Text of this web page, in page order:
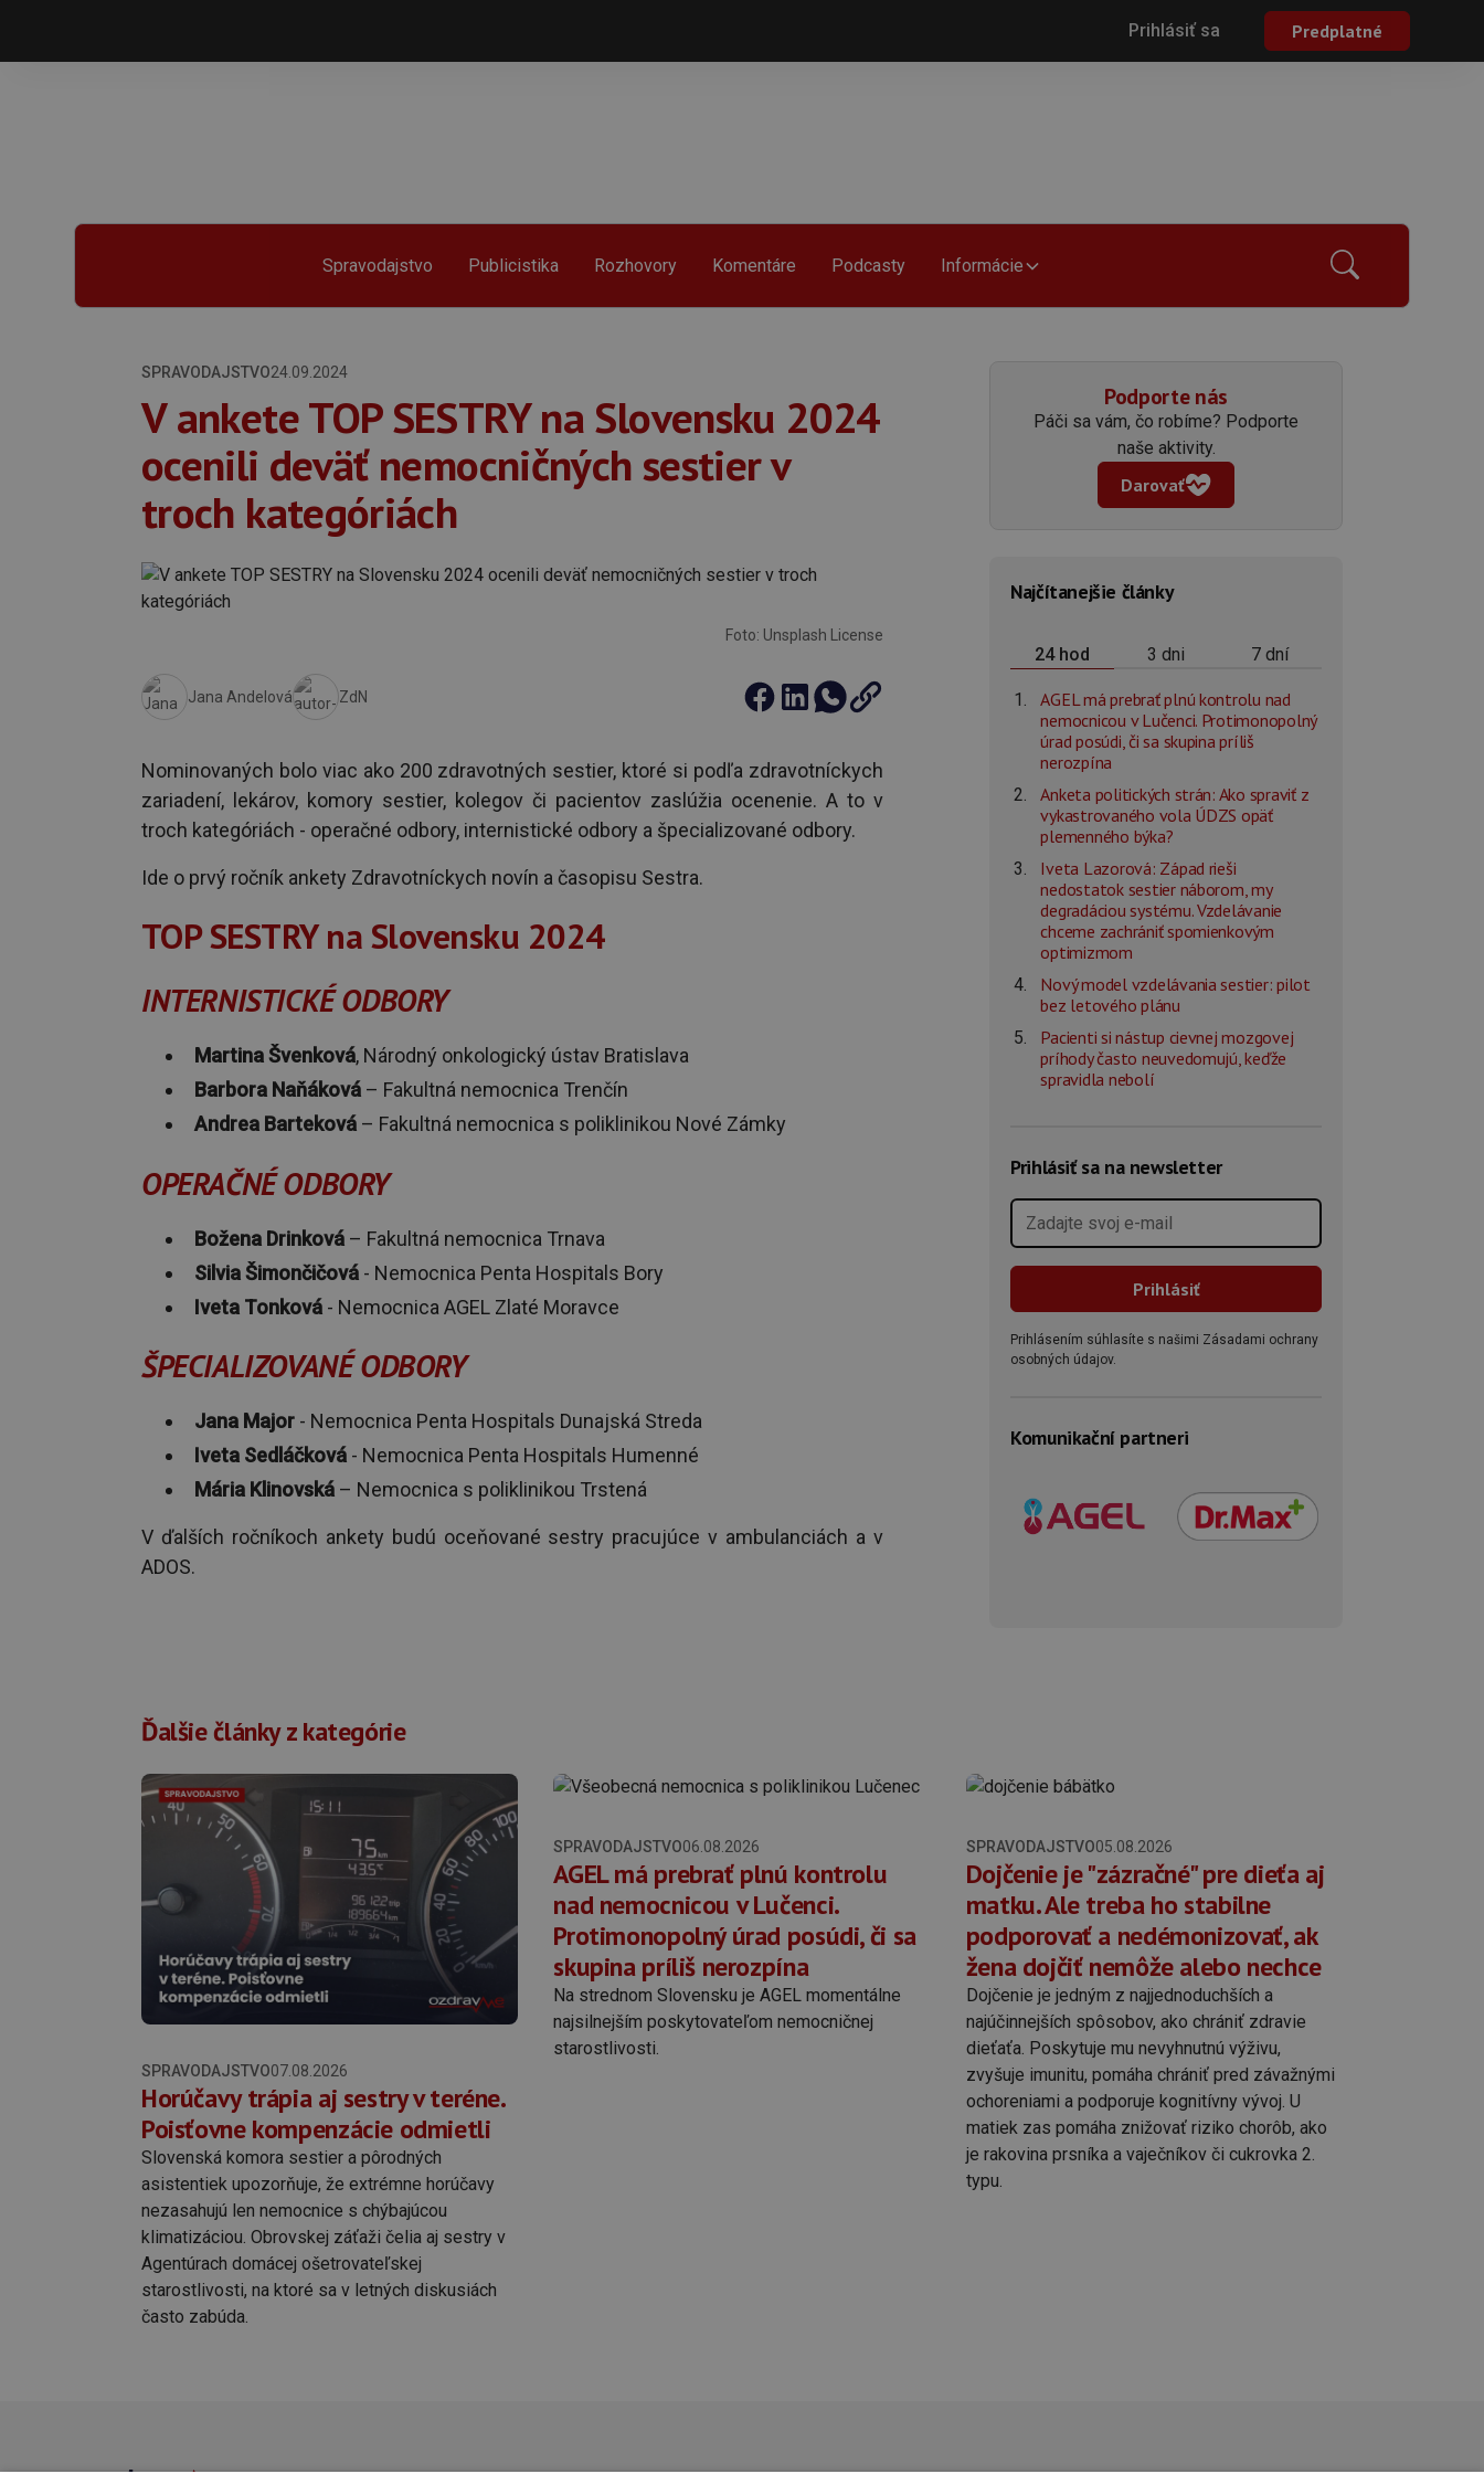
Prihlásiť sa Predplatné
Spravodajstvo Publicistika Rozhovory Komentáre Podcasty Informácie
SPRAVODAJSTVO24.09.2024
V ankete TOP SESTRY na Slovensku 2024
ocenili deväť nemocničných sestier v
troch kategóriách
Foto: Unsplash License
Jana Andelová ZdN
Nominovaných bolo viac ako 200 zdravotných sestier, ktoré si podľa zdravotníckych
zariadení, lekárov, komory sestier, kolegov či pacientov zaslúžia ocenenie. A to v
troch kategóriách - operačné odbory, internistické odbory a špecializované odbory.
Ide o prvý ročník ankety Zdravotníckych novín a časopisu Sestra.
TOP SESTRY na Slovensku 2024
INTERNISTICKÉ ODBORY
Martina Švenková, Národný onkologický ústav Bratislava
Barbora Naňáková – Fakultná nemocnica Trenčín
Andrea Barteková – Fakultná nemocnica s poliklinikou Nové Zámky
OPERAČNÉ ODBORY
Božena Drinková – Fakultná nemocnica Trnava
Silvia Šimončičová - Nemocnica Penta Hospitals Bory
Iveta Tonková - Nemocnica AGEL Zlaté Moravce
ŠPECIALIZOVANÉ ODBORY
Jana Major - Nemocnica Penta Hospitals Dunajská Streda
Iveta Sedláčková - Nemocnica Penta Hospitals Humenné
Mária Klinovská – Nemocnica s poliklinikou Trstená
V ďalších ročníkoch ankety budú oceňované sestry pracujúce v ambulanciách a v
ADOS.
Podporte nás
Páči sa vám, čo robíme? Podporte
naše aktivity.
Darovať
Najčítanejšie články
24 hod 3 dni 7 dní
AGEL má prebrať plnú kontrolu nad
nemocnicou v Lučenci. Protimonopolný
úrad posúdi, či sa skupina príliš
nerozpína
Anketa politických strán: Ako spraviť z
vykastrovaného vola ÚDZS opäť
plemenného býka?
Iveta Lazorová: Západ rieši
nedostatok sestier náborom, my
degradáciou systému. Vzdelávanie
chceme zachrániť spomienkovým
optimizmom
Nový model vzdelávania sestier: pilot
bez letového plánu
Pacienti si nástup cievnej mozgovej
príhody často neuvedomujú, keďže
spravidla nebolí
Prihlásiť sa na newsletter
Prihlásením súhlasíte s našimi Zásadami ochrany
osobných údajov.
Komunikační partneri
Ďalšie články z kategórie
SPRAVODAJSTVO07.08.2026
Horúčavy trápia aj sestry v teréne.
Poisťovne kompenzácie odmietli
Slovenská komora sestier a pôrodných
asistentiek upozorňuje, že extrémne horúčavy
nezasahujú len nemocnice s chýbajúcou
klimatizáciou. Obrovskej záťaži čelia aj sestry v
Agentúrach domácej ošetrovateľskej
starostlivosti, na ktoré sa v letných diskusiách
často zabúda.
SPRAVODAJSTVO06.08.2026
AGEL má prebrať plnú kontrolu
nad nemocnicou v Lučenci.
Protimonopolný úrad posúdi, či sa
skupina príliš nerozpína
Na strednom Slovensku je AGEL momentálne
najsilnejším poskytovateľom nemocničnej
starostlivosti.
SPRAVODAJSTVO05.08.2026
Dojčenie je "zázračné" pre dieťa aj
matku. Ale treba ho stabilne
podporovať a nedémonizovať, ak
žena dojčiť nemôže alebo nechce
Dojčenie je jedným z najjednoduchších a
najúčinnejších spôsobov, ako chrániť zdravie
dieťaťa. Poskytuje mu nevyhnutnú výživu,
zvyšuje imunitu, pomáha chrániť pred závažnými
ochoreniami a podporuje kognitívny vývoj. U
matiek zas pomáha znižovať riziko chorôb, ako
je rakovina prsníka a vaječníkov či cukrovka 2.
typu.